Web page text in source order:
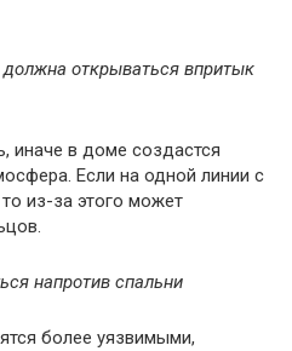
открываться впритык
иначе в доме создастся
Если на одной линии с
из-за этого может
напротив спальни
более уязвимыми,